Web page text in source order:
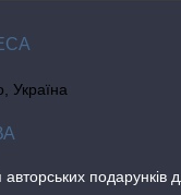
Україна
авторських подарунків